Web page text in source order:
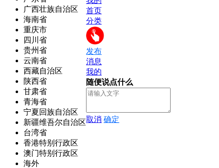
广西壮族自治区
海南省
重庆市
四川省
贵州省
云南省
西藏自治区
陕西省
甘肃省
青海省
宁夏回族自治区
新疆维吾尔自治区
台湾省
香港特别行政区
澳门特别行政区
海外
首页
分类
发布
消息
我的
随便说点什么
取消 确定